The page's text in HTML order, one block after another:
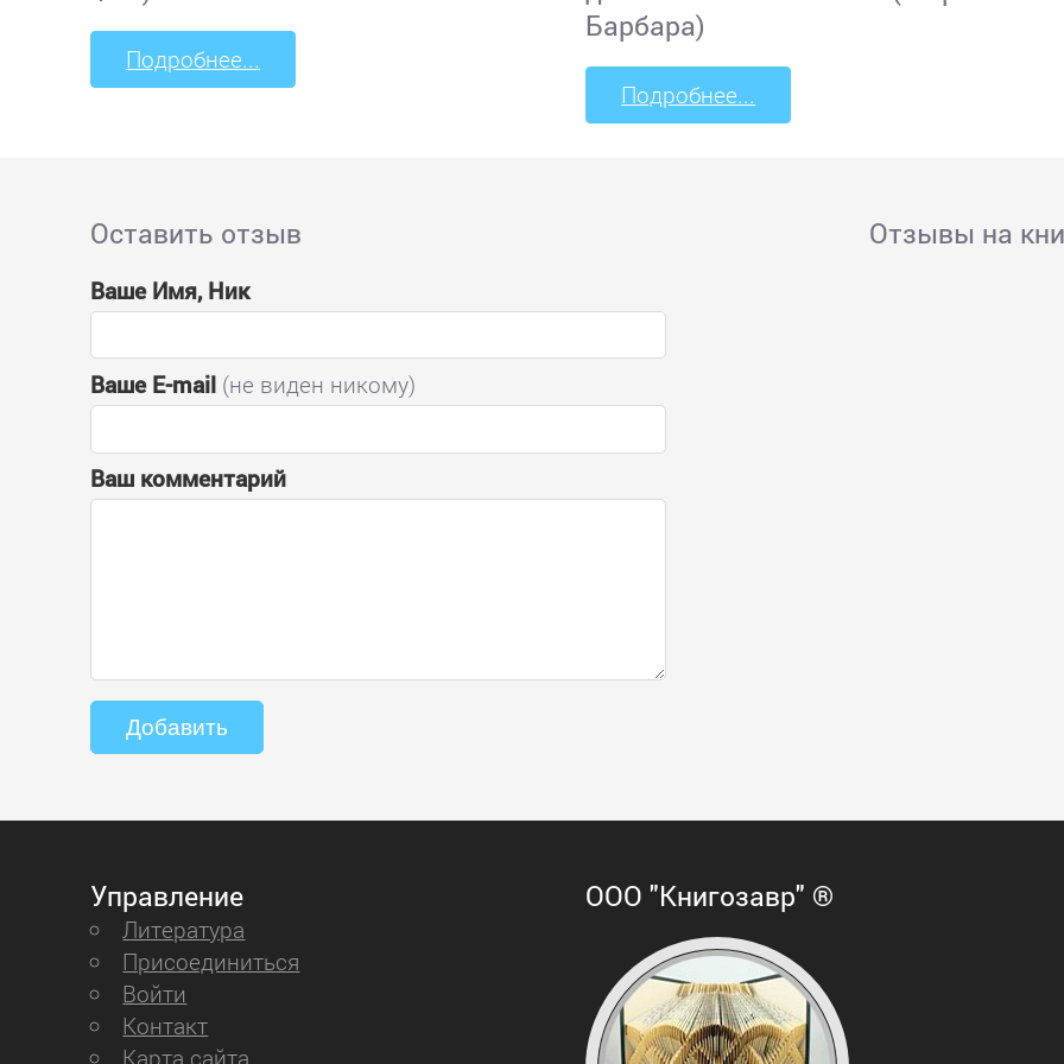
Подробнее...
Барбара)
Подробнее...
Оставить отзыв
Ваше Имя, Ник
Ваше E-mail (не виден никому)
Ваш комментарий
Отзывы на
Управление
Литература
Присоединиться
Войти
Контакт
Карта сайта
ООО "Книгозавр" ®